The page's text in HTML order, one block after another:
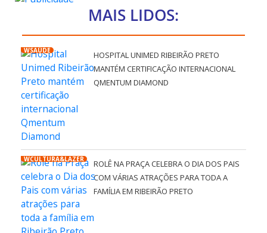
MAIS LIDOS:
WSAÚDE
HOSPITAL UNIMED RIBEIRÃO PRETO
MANTÉM CERTIFICAÇÃO INTERNACIONAL
QMENTUM DIAMOND
WCULTURA&LAZER
ROLÊ NA PRAÇA CELEBRA O DIA DOS PAIS
COM VÁRIAS ATRAÇÕES PARA TODA A
FAMÍLIA EM RIBEIRÃO PRETO